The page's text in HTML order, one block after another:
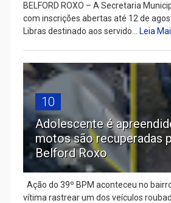
BELFORD ROXO – A Secretaria
com inscrições abertas até 12 de
Libras destinado aos servido...
Leia
10
Adolescente é
motos são recuperadas
Belford Roxo
Ação do 39º BPM aconteceu no
vítima rastrear um dos veículos